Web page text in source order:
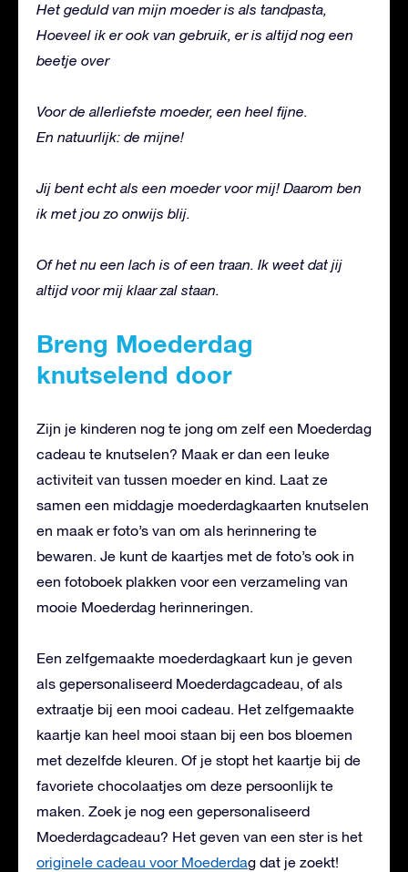
Het geduld van mijn moeder is als tandpasta,
Hoeveel ik er ook van gebruik, er is altijd nog een
beetje over
Voor de allerliefste moeder, een heel fijne.
En natuurlijk: de mijne!
Jij bent echt als een moeder voor mij! Daarom ben
ik met jou zo onwijs blij.
Of het nu een lach is of een traan. Ik weet dat jij
altijd voor mij klaar zal staan.
Breng Moederdag
knutselend door
Zijn je kinderen nog te jong om zelf een Moederdag
cadeau te knutselen? Maak er dan een leuke
activiteit van tussen moeder en kind. Laat ze
samen een middagje moederdagkaarten knutselen
en maak er foto’s van om als herinnering te
bewaren. Je kunt de kaartjes met de foto’s ook in
een fotoboek plakken voor een verzameling van
mooie Moederdag herinneringen.
Een zelfgemaakte moederdagkaart kun je geven
als gepersonaliseerd Moederdagcadeau, of als
extraatje bij een mooi cadeau. Het zelfgemaakte
kaartje kan heel mooi staan bij een bos bloemen
met dezelfde kleuren. Of je stopt het kaartje bij de
favoriete chocolaatjes om deze persoonlijk te
maken. Zoek je nog een gepersonaliseerd
Moederdagcadeau? Het geven van een ster is het
originele cadeau voor Moederdag dat je zoekt!